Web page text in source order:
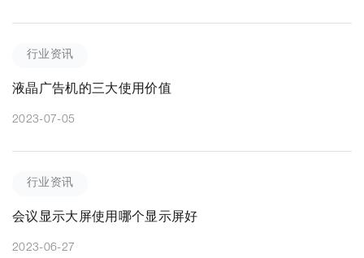
行业资讯
液晶广告机的三大使用价值
2023-07-05
行业资讯
会议显示大屏使用哪个显示屏好
2023-06-27